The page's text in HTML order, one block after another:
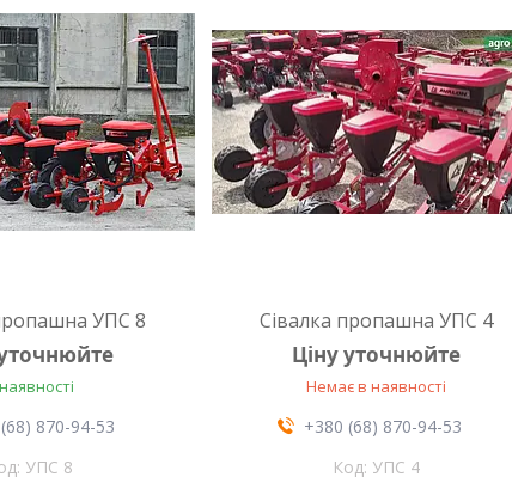
УПС 8
870-94-53
УПС 8
Сівалка пропашна УПС 4
Ціну уточнюйте
Немає в наявності
+380 (68) 870-94-53
УПС 4